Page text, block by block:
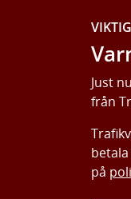
Just
från
på